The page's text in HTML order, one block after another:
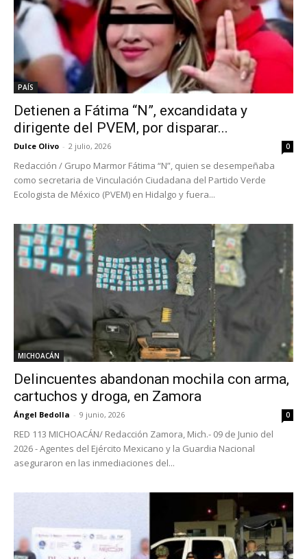
PAÍS
Detienen a Fátima “N”, excandidata y
dirigente del PVEM, por disparar...
Dulce Olivo - 2 julio, 2026 0
Redacción / Grupo Marmor Fátima “N”, quien se desempeñaba
como secretaria de Vinculación Ciudadana del Partido Verde
Ecologista de México (PVEM) en Hidalgo y fuera...
MICHOACÁN
Delincuentes abandonan mochila con arma,
cartuchos y droga, en Zamora
Ángel Bedolla - 9 junio, 2026 0
RED 113 MICHOACÁN/ Redacción Zamora, Mich.- 09 de Junio del
2026 - Agentes del Ejército Mexicano y la Guardia Nacional
aseguraron en las inmediaciones del...